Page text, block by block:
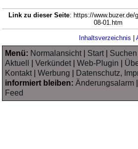
Link zu dieser Seite: https://www.buzer.de/
08-01.htm
Inhaltsverzeichnis
Menü: Normalansicht| Start| Suchen
Aktuell
|Verkündet|Web-Plugin
Kontakt|Werbung
Datenschutz,
informiert bleiben: Änderungsalarm
Feed